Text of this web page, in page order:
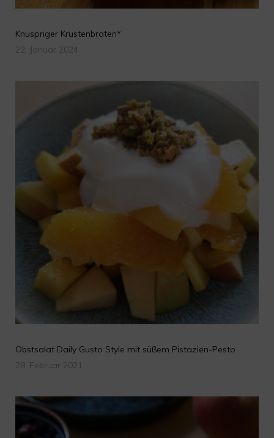
Knuspriger Krustenbraten*
22. Januar 2024
Obstsalat Daily Gusto Style mit süßem Pistazien-Pesto
28. Februar 2021